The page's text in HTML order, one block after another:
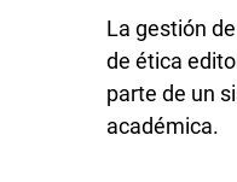
La gestión
de ética
parte de un
académica.